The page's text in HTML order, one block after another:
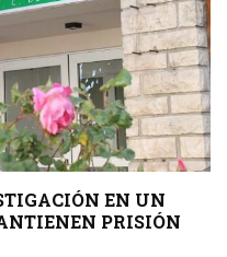
EN UN
PRISIÓN